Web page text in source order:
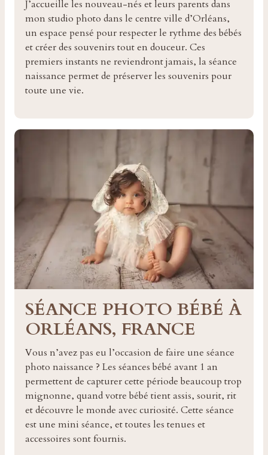
J’accueille les nouveau-nés et leurs parents dans
mon studio photo dans le centre ville d’Orléans,
un espace pensé pour respecter le rythme des bébés
et créer des souvenirs tout en douceur. Ces
premiers instants ne reviendront jamais, la séance
naissance permet de préserver les souvenirs pour
toute une vie.
SÉANCE PHOTO BÉBÉ À
ORLÉANS, FRANCE
Vous n’avez pas eu l’occasion de faire une séance
photo naissance ? Les séances bébé avant 1 an
permettent de capturer cette période beaucoup trop
mignonne, quand votre bébé tient assis, sourit, rit
et découvre le monde avec curiosité. Cette séance
est une mini séance, et toutes les tenues et
accessoires sont fournis.